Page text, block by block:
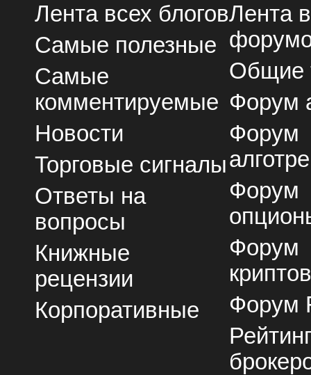
Лента всех блогов
Самые полезные
Самые
комментируемые
Новости
Торговые сигналы
Ответы на
вопросы
Книжные
рецензии
Корпоративные
Лента
Общие
Форум
Форум
Форум
Форум
Форум